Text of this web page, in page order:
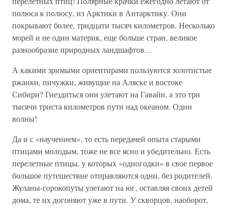
полюса к полюсу, из Арктики в Антарктику. Они
покрывают более, тридцати тысяч километров. Несколько
морей и не один материк, еще больше стран, великое
разнообразие природных ландшафтов…
А какими зримыми ориентирами пользуются золотистые
ржанки, пичужки, живущие на Аляске и востоке
Сибири? Гнездиться они улетают на Гавайи, а это три
тысячи триста километров пути над океаном. Одни
волны!
Да и с «научением», то есть передачей опыта старыми
птицами молодым, тоже не все ясно и убедительно. Есть
перелетные птицы, у которых «одногодки» в свое первое
большое путешествие отправляются одни, без родителей.
Жуланы-сорокопуты улетают на юг, оставляя своих детей
дома, те их догоняют уже в пути. У скворцов, наоборот,